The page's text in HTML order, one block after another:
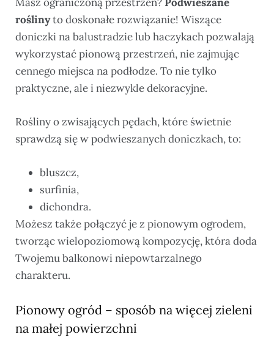
roślinyto doskonałe rozwiązanie! Wiszące
doniczki na balustradzie lub haczykach pozwalają
wykorzystać pionową przestrzeń, nie zajmując
cennego miejsca na podłodze. To nie tylko
praktyczne, ale i niezwykle dekoracyjne.
Rośliny o zwisających pędach, które świetnie
sprawdzą się w podwieszanych doniczkach, to:
bluszcz,
surfinia,
dichondra.
Możesz także połączyć je z pionowym ogrodem,
tworząc wielopoziomową kompozycję, która doda
Twojemu balkonowi niepowtarzalnego
charakteru.
Pionowy ogród – sposób na więcej zieleni
na małej powierzchni